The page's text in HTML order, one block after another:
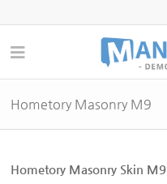
Hometory Masonry M9
Hometory Masonry Skin M9